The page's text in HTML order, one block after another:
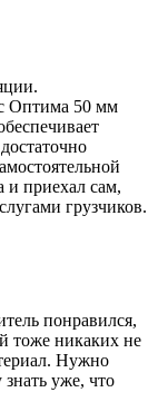
Оптима 50 мм
и приехал сам,
грузчиков.
понравился,
тоже никаких не
Нужно
знать уже, что